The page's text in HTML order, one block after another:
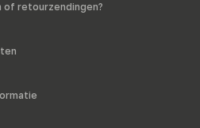
retourzendingen?